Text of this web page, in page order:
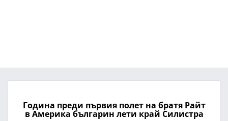
Година преди първия полет на братя Райт
в Америка българин лети край Силистра